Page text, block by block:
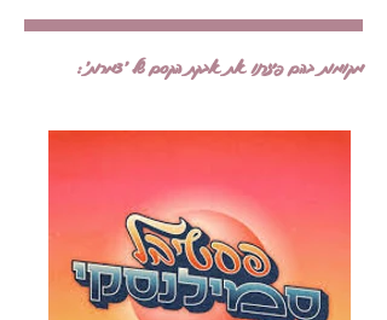
מקומות בהם פיזרנו את אבקת הקסם של ׳צמרות׳: